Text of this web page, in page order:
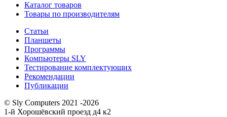
Каталог товаров
Товары по производителям
Статьи
Планшеты
Программы
Компьютеры SLY
Тестирование комплектующих
Рекомендации
Публикации
© Sly Computers 2021 -2026
1-й Хорошёвский проезд д4 к2